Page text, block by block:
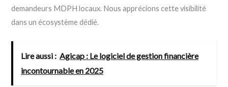
demandeurs MDPH locaux. Nous apprécions cette visibilité
dans un écosystème dédié.
Lire aussi : Agicap : Le logiciel de gestion financière
incontournable en 2025